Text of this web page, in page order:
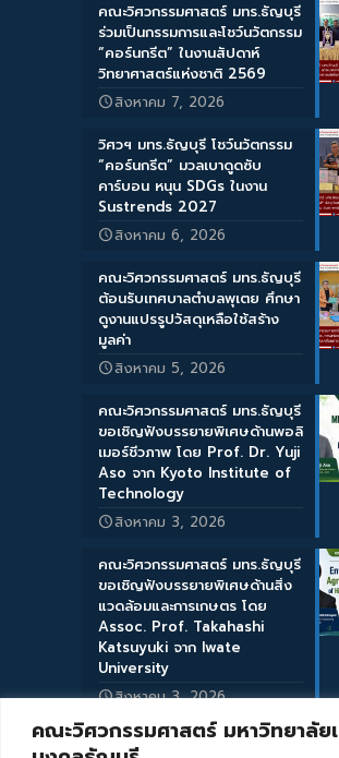
คณะวิศวกรรมศาสตร์ มหาวิทยาลัย
คณะวิศวกรรมศาสตร์ มทร.ธัญบุรี
ร่วมเป็นกรรมการและโชว์นวัตกรรม
“คอร์นกรีต” ในงานสัปดาห์
วิทยาศาสตร์แห่งชาติ 2569
สิงหาคม 7, 2026
วิศวฯ มทร.ธัญบุรี โชว์นวัตกรรม
“คอร์นกรีต” มวลเบาดูดซับ
คาร์บอน หนุน SDGs ในงาน
Sustrends 2027
สิงหาคม 6, 2026
คณะวิศวกรรมศาสตร์ มทร.ธัญบุรี
ต้อนรับเทศบาลตำบลพุเตย ศึกษา
ดูงานแปรรูปวัสดุเหลือใช้สร้าง
มูลค่า
สิงหาคม 5, 2026
คณะวิศวกรรมศาสตร์ มทร.ธัญบุรี
ขอเชิญฟังบรรยายพิเศษด้านพอลิ
เมอร์ชีวภาพ โดย Prof. Dr. Yuji
Aso จาก Kyoto Institute of
Technology
สิงหาคม 3, 2026
คณะวิศวกรรมศาสตร์ มทร.ธัญบุรี
ขอเชิญฟังบรรยายพิเศษด้านสิ่ง
แวดล้อมและการเกษตร โดย
Assoc. Prof. Takahashi
Katsuyuki จาก Iwate
University
สิงหาคม 3, 2026